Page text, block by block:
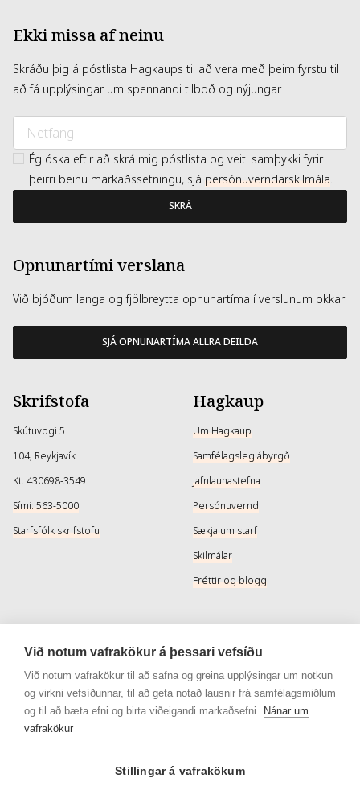
Ekki missa af neinu
Skráðu þig á póstlista Hagkaups til að vera með þeim fyrstu til
að fá upplýsingar um spennandi tilboð og nýjungar
Ég óska eftir að skrá mig póstlista og veiti samþykki fyrir
þeirri beinu markaðssetningu, sjá persónuverndarskilmála.
SKRÁ
Opnunartími verslana
Við bjóðum langa og fjölbreytta opnunartíma í verslunum okkar
SJÁ OPNUNARTÍMA ALLRA DEILDA
Skrifstofa
Skútuvogi 5
104, Reykjavík
Kt. 430698-3549
Sími: 563-5000
Starfsfólk skrifstofu
Hagkaup
Um Hagkaup
Samfélagsleg ábyrgð
Jafnlaunastefna
Persónuvernd
Sækja um starf
Skilmálar
Fréttir og blogg
Þjónusta
Afhendingarmöguleikar
Skilareglur
Algengar spurningar
Samfélagsmiðlar
Instagram
Instagram - Snyrtivara
Við notum vafrakökur á þessari vefsíðu
Við notum vafrakökur til að safna og greina upplýsingar um notkun
og virkni vefsíðunnar, til að geta notað lausnir frá samfélagsmiðlum
og til að bæta efni og birta viðeigandi markaðsefni. Nánar um
vafrakökur
Stillingar á vafrakökum